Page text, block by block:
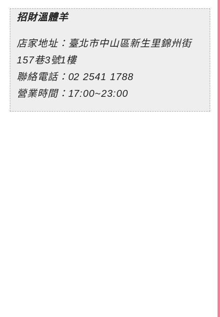
招財溫體羊
店家地址：臺北市中山區新生里錦州街
157巷3號1樓
聯絡電話：02 2541 1788
營業時間：17:00~23:00